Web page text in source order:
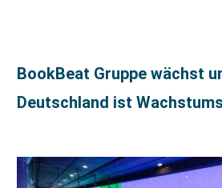
BookBeat Gruppe wächst
Deutschland ist